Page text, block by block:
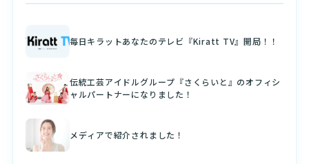
毎日キラットあなたのテレビ『Kiratt TV』開局！！
伝統工芸アイドルグループ『さくらいと』のオフィシ
ャルパートナーになりました！
メディアで紹介されました！